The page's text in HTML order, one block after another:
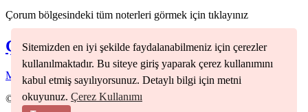
Sitemizden en iyi şekilde faydalanabilmeniz için çerezler
kullanılmaktadır. Bu siteye giriş yaparak çerez kullanımını
kabul etmiş sayılıyorsunuz. Detaylı bilgi için metni
okuyunuz. Çerez Kullanımı
Çorum bölgesindeki tüm noterleri görmek için tıklayınız
ÇorumNoterleri
Merkez (1
©
2026Nöbetçi Noter